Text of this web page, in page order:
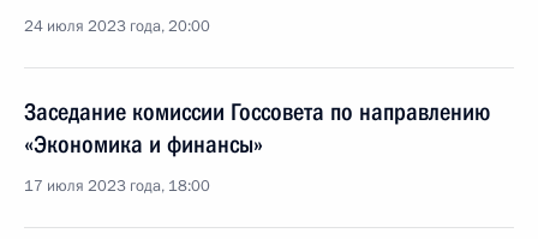
24 июля 2023 года, 20:00
Заседание комиссии Госсовета по направлению
«Экономика и финансы»
17 июля 2023 года, 18:00